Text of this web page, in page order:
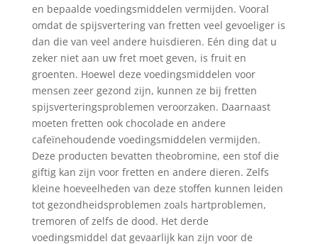
en bepaalde voedingsmiddelen vermijden. Vooral
omdat de spijsvertering van fretten veel gevoeliger is
dan die van veel andere huisdieren. Eén ding dat u
zeker niet aan uw fret moet geven, is fruit en
groenten. Hoewel deze voedingsmiddelen voor
mensen zeer gezond zijn, kunnen ze bij fretten
spijsverteringsproblemen veroorzaken. Daarnaast
moeten fretten ook chocolade en andere
cafeïnehoudende voedingsmiddelen vermijden.
Deze producten bevatten theobromine, een stof die
giftig kan zijn voor fretten en andere dieren. Zelfs
kleine hoeveelheden van deze stoffen kunnen leiden
tot gezondheidsproblemen zoals hartproblemen,
tremoren of zelfs de dood. Het derde
voedingsmiddel dat gevaarlijk kan zijn voor de